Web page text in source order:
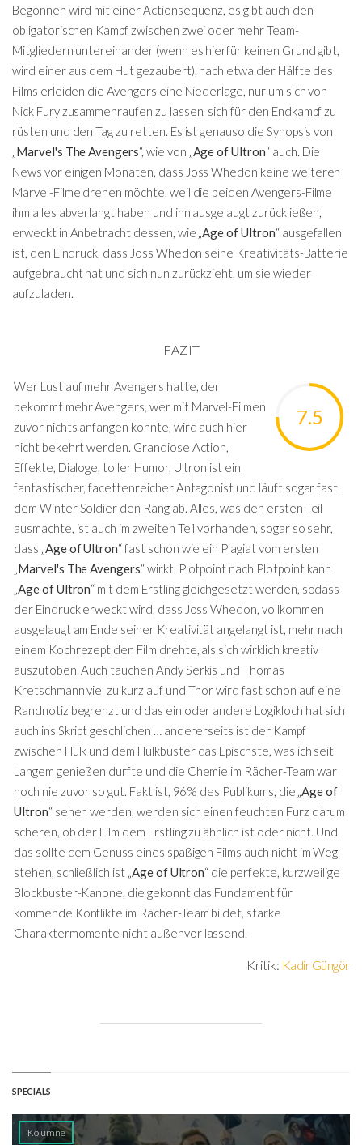
Begonnen wird mit einer Actionsequenz, es gibt auch den
obligatorischen Kampf zwischen zwei oder mehr Team-
Mitgliedern untereinander (wenn es hierfür keinen Grund gibt,
wird einer aus dem Hut gezaubert), nach etwa der Hälfte des
Films erleiden die Avengers eine Niederlage, nur um sich von
Nick Fury zusammenraufen zu lassen, sich für den Endkampf zu
rüsten und den Tag zu retten. Es ist genauso die Synopsis von
Marvel's The Avengers“, wie von „ Age of Ultron“ auch. Die
News vor einigen Monaten, dass Joss Whedon keine weiteren
Marvel-Filme drehen möchte, weil die beiden Avengers-Filme
ihm alles abverlangt haben und ihn ausgelaugt zurückließen,
erweckt in Anbetracht dessen, wie „ Age of Ultron“ ausgefallen
ist, den Eindruck, dass Joss Whedon seine Kreativitäts-Batterie
aufgebraucht hat und sich nun zurückzieht, um sie wieder
aufzuladen.
FAZIT
7.5
Wer Lust auf mehr Avengers hatte, der
bekommt mehr Avengers, wer mit Marvel-Filmen
zuvor nichts anfangen konnte, wird auch hier
nicht bekehrt werden. Grandiose Action,
Effekte, Dialoge, toller Humor, Ultron ist ein
fantastischer, facettenreicher Antagonist und läuft sogar fast
dem Winter Soldier den Rang ab. Alles, was den ersten Teil
ausmachte, ist auch im zweiten Teil vorhanden, sogar so sehr,
dass „Age of Ultron“ fast schon wie ein Plagiat vom ersten
„Marvel's The Avengers“ wirkt. Plotpoint nach Plotpoint kann
„Age of Ultron“ mit dem Erstling gleichgesetzt werden, sodass
der Eindruck erweckt wird, dass Joss Whedon, vollkommen
ausgelaugt am Ende seiner Kreativität angelangt ist, mehr nach
einem Kochrezept den Film drehte, als sich wirklich kreativ
auszutoben. Auch tauchen Andy Serkis und Thomas
Kretschmann viel zu kurz auf und Thor wird fast schon auf eine
Randnotiz begrenzt und das ein oder andere Logikloch hat sich
auch ins Skript geschlichen … andererseits ist der Kampf
zwischen Hulk und dem Hulkbuster das Epischste, was ich seit
Langem genießen durfte und die Chemie im Rächer-Team war
noch nie zuvor so gut. Fakt ist, 96% des Publikums, die „Age of
Ultron“ sehen werden, werden sich einen feuchten Furz darum
scheren, ob der Film dem Erstling zu ähnlich ist oder nicht. Und
das sollte dem Genuss eines spaßigen Films auch nicht im Weg
stehen, schließlich ist „Age of Ultron“ die perfekte, kurzweilige
Blockbuster-Kanone, die gekonnt das Fundament für
kommende Konflikte im Rächer-Team bildet, starke
Charaktermomente nicht außenvor lassend.
Kritik: Kadir Güngör
SPECIALS
Kolumne